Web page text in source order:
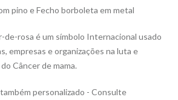
pino e Fecho borboleta em metal
de-rosa é um símbolo Internacional usado
empresas e organizações na luta e
Câncer de mama.
personalizado - Consulte